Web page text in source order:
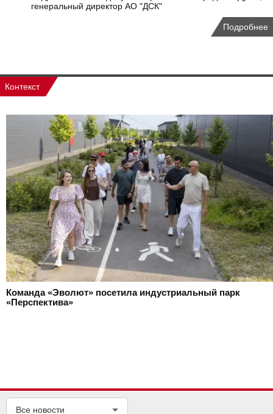
генеральный директор АО "ДСК"
Подробнее
Контекст
Команда «Эволют» посетила индустриальный парк
«Перспектива»
Все новости